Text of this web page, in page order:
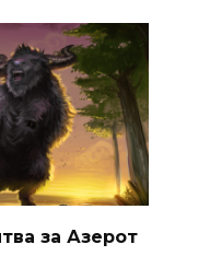
за Азерот